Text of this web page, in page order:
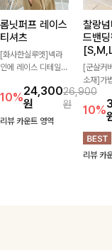
롬닛퍼프 레이스
티셔츠
[화사한실루엣]넥라
인에 레이스 디테일로
더했으며 풍성한 퍼프
소매로 군살을 숨겨주
는 동시에 러블리한
10%24,300
원
26,900
원
리뷰 카운트 영역
찰랑넘
드밴
[군살커
소재]가
원단과
드 핏으
편안하
있는 팬
✨ 허리
스트링
10%
리뷰 카